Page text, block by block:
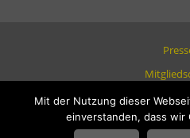
Mit der Nutzung dieser
einverstanden, dass wir